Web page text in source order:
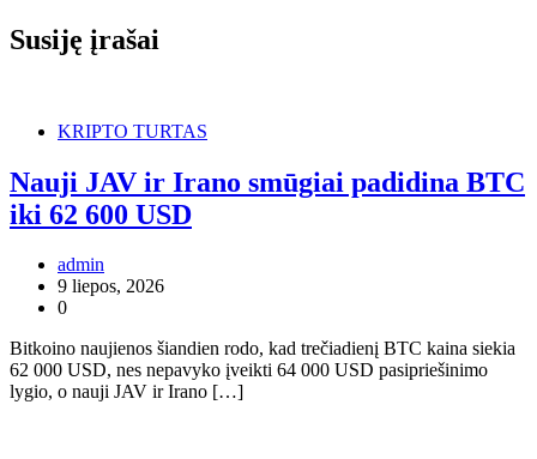
Susiję įrašai
KRIPTO TURTAS
Nauji JAV ir Irano smūgiai padidina BTC
iki 62 600 USD
admin
9 liepos, 2026
0
Bitkoino naujienos šiandien rodo, kad trečiadienį BTC kaina siekia
62 000 USD, nes nepavyko įveikti 64 000 USD pasipriešinimo
lygio, o nauji JAV ir Irano […]